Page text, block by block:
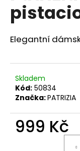
Elegantní
Skladem
Kód: 50834
Značka:PATRIZIA
999 Kč
r
u
č
j
e
m
e